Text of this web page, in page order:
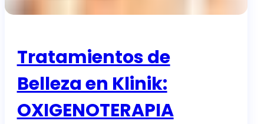
Tratamientos de
Belleza en Klinik:
OXIGENOTERAPIA